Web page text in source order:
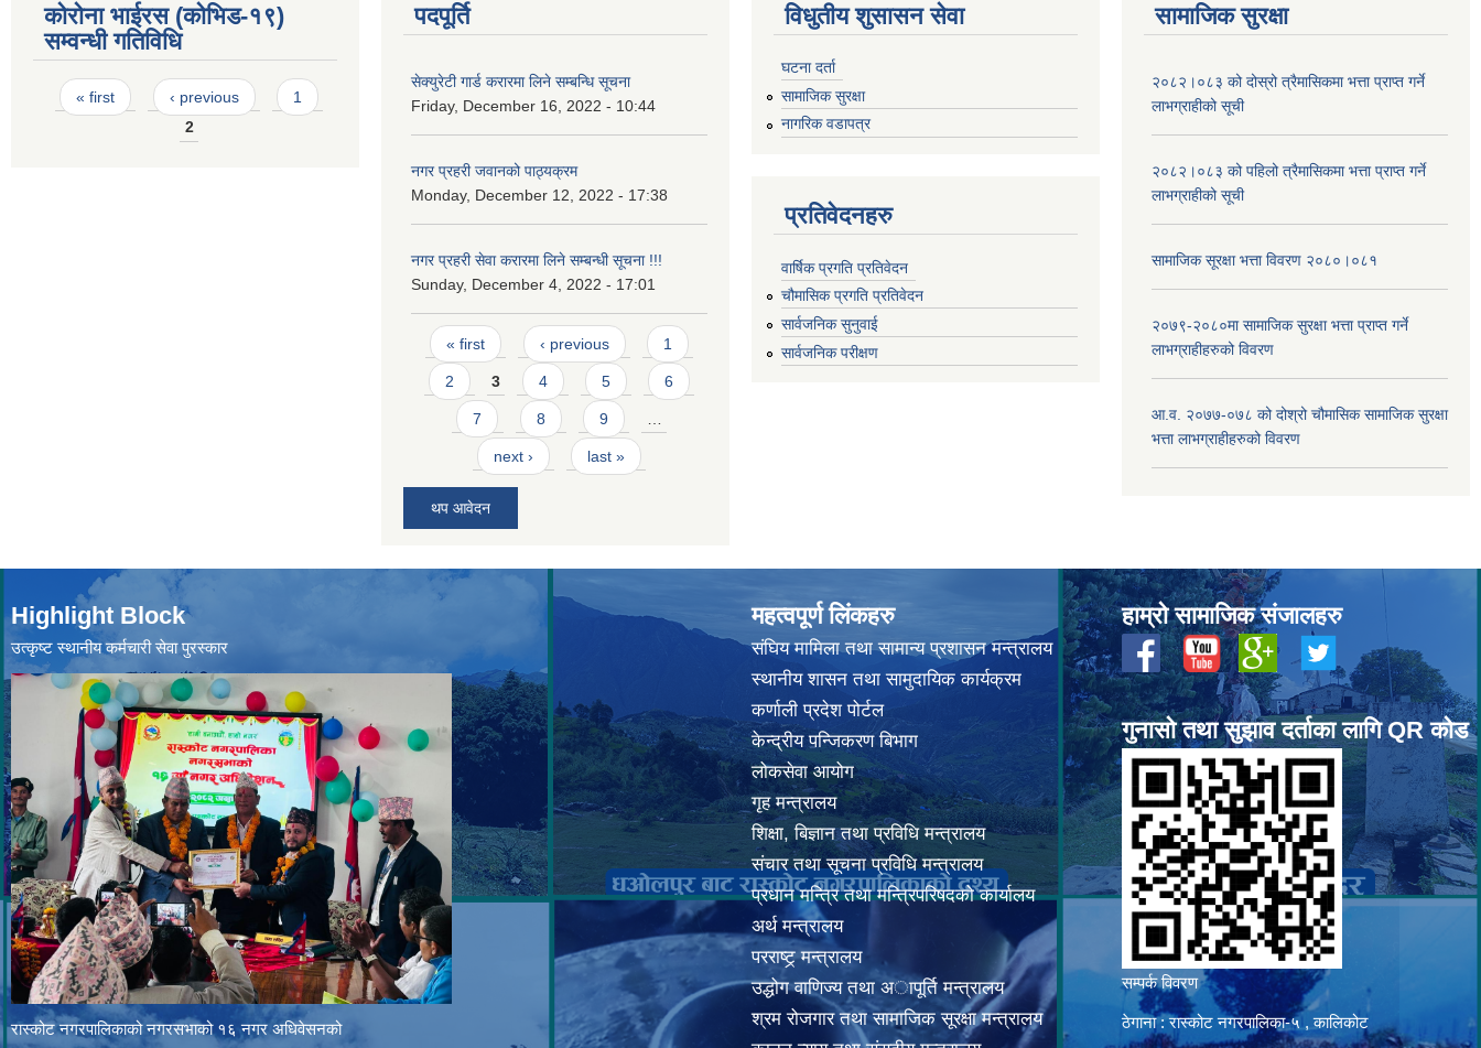
कोरोना भाईरस (कोभिड-१९)
सम्वन्धी गतिविधि
Pages
« first ‹ previous
1
2
पदपूर्ति
सेक्युरेटी गार्ड करारमा लिने सम्बन्धि सूचना
Friday, December 16, 2022 - 10:44
नगर प्रहरी जवानको पाठ्यक्रम
Monday, December 12, 2022 - 17:38
नगर प्रहरी सेवा करारमा लिने सम्बन्ध‍ी सूचना !!!
Sunday, December 4, 2022 - 17:01
Pages
« first ‹ previous 1
2 3 4 5 6
7 8 9
next › last »
थप आवेदन
विधुतीय शुसासन सेवा
घटना दर्ता
सामाजिक सुरक्षा
नागरिक वडापत्र
प्रतिवेदनहरु
वार्षिक प्रगति प्रतिवेदन
चौमासिक प्रगति प्रतिवेदन
सार्वजनिक सुनुवाई
सार्वजनिक परीक्षण
सामाजिक सुरक्षा
२०८२।०८३ को दोस्रो त्रैमासिकमा भत्ता प्राप्‍त गर्ने
लाभग्राहीको सूची
२०८२।०८३ को पहिलो त्रैमासिकमा भत्ता प्राप्‍त गर्ने
लाभग्राहीको सूची
सामाजिक सूरक्षा भत्ता विवरण २०८०।०८१
२०७९-२०८०मा सामाजिक सुरक्षा भत्ता प्राप्त गर्ने
लाभग्राहीहरुको विवरण
आ.व. २०७७-०७८ को दोश्रो चौमासिक सामाजिक सुरक्षा
भत्ता लाभग्राहीहरुको विवरण
Highlight Block
उत्‍कृष्ट स्थानीय कर्मचारी सेवा पुरस्कार
रास्कोट नगरपालिकाको नगरसभाको १६ नगर अधिवेसनको
महत्वपूर्ण लिंकहरु
संघिय मामिला तथा सामान्य प्रशासन मन्त्रालय
स्थानीय शासन तथा सामुदायिक कार्यक्रम
कर्णाली प्रदेश पोर्टल
केन्द्रीय पन्जिकरण बिभाग
लोकसेवा आयोग
गृह मन्त्रालय
शिक्षा, बिज्ञान तथा प्रविधि मन्त्रालय
संचार तथा सूचना प्रविधि मन्त्रालय
प्रधान मन्त्रि तथा मन्त्रिपरिषदको कार्यालय
अर्थ मन्त्रालय
परराष्ट्र् मन्त्रालय
उद्धोग वाणिज्य तथा अापूर्ति मन्त्रालय
श्रम रोजगार तथा सामाजिक सूरक्षा मन्त्रालय
हाम्रो सामाजिक संजालहरु
गुनासो तथा सुझाव दर्ताका लागि QR कोड
सम्पर्क विवरण
ठेगाना : रास्कोट नगरपालिका-५ , कालिकोट